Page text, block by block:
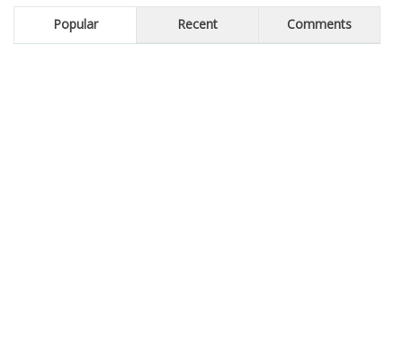
Popular Recent Comments